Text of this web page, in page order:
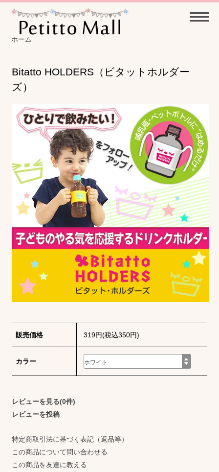
ホーム
Bitatto HOLDERS（ビタットホルダー
ズ）
販売価格 319円(税込350円)
カラー
レビューを見る(0件)
レビューを投稿
特定商取引法に基づく表記（返品等）
この商品について問い合わせる
この商品を友達に教える